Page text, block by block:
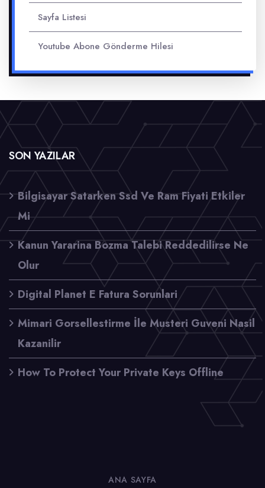
Sayfa Listesi
Youtube Abone Gönderme Hilesi
SON YAZILAR
Bilgisayar Satarken Ssd Ve Ram Fiyati Etkiler
Mi
Kanun Yararina Bozma Talebi Reddedilirse Ne
Olur
Digital Planet E Fatura Sorunlari
Mimari Gorsellestirme İle Musteri Guveni Nasil
Kazanilir
How To Protect Your Private Keys Offline
ANA SAYFA